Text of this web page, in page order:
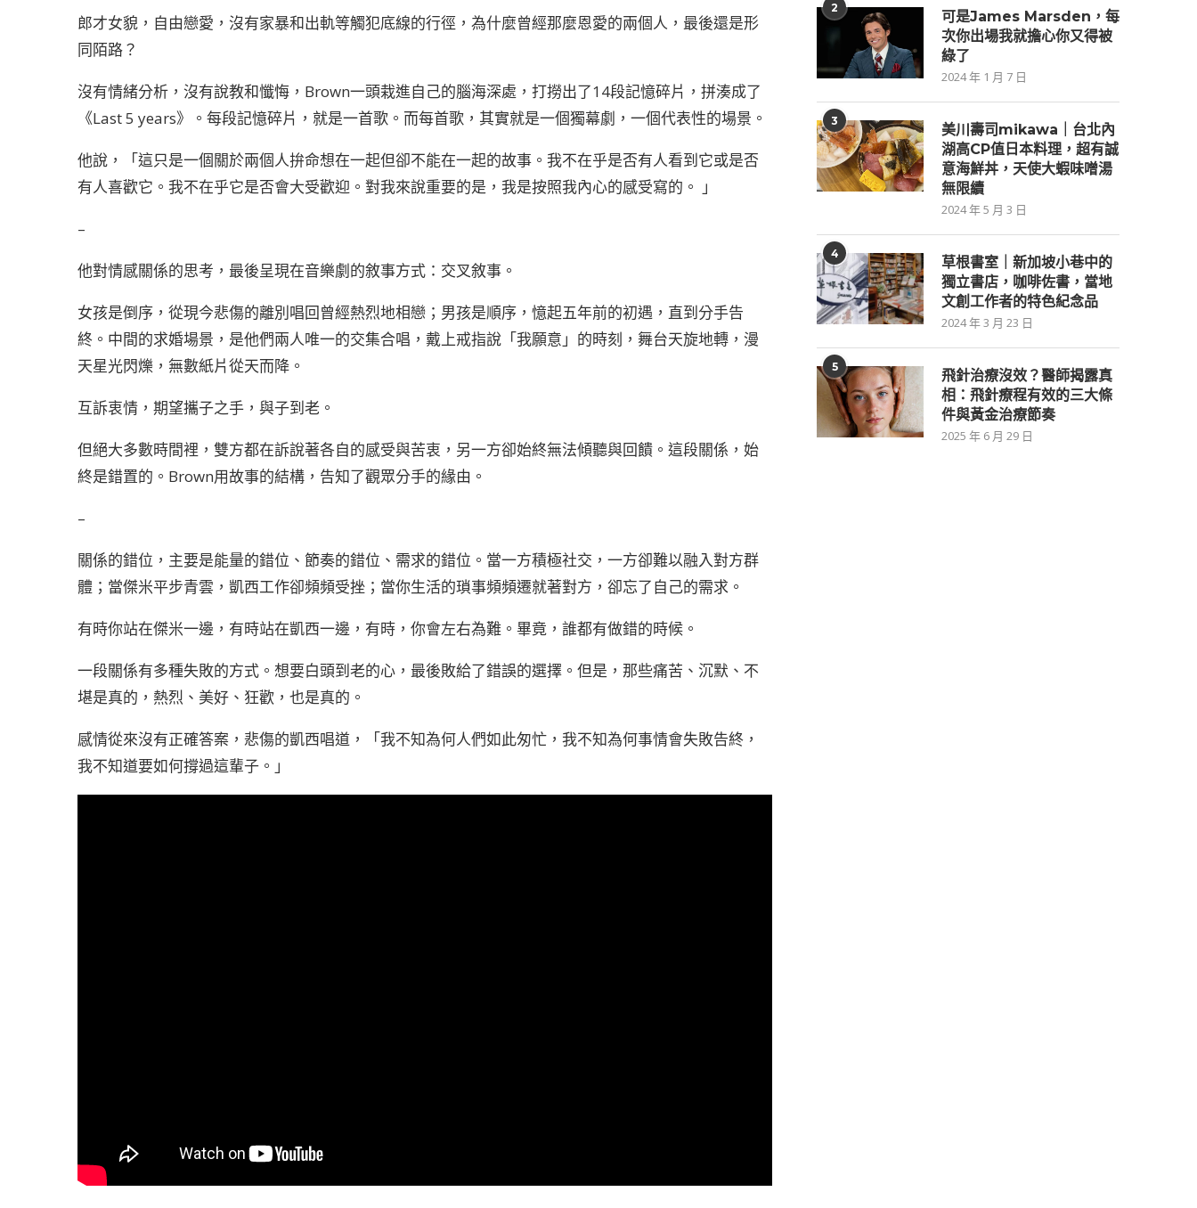
郎才女貌，自由戀愛，沒有家暴和出軌等觸犯底線的行徑，為什麼曾經那麼恩愛的兩個人，最後還是形
同陌路？
沒有情緒分析，沒有說教和懺悔，Brown一頭栽進自己的腦海深處，打撈出了14段記憶碎片，拼湊成了
《Last 5 years》。每段記憶碎片，就是一首歌。而每首歌，其實就是一個獨幕劇，一個代表性的場景。
他說，「這只是一個關於兩個人拚命想在一起但卻不能在一起的故事。我不在乎是否有人看到它或是否
有人喜歡它。我不在乎它是否會大受歡迎。對我來說重要的是，我是按照我內心的感受寫的。 」
–
他對情感關係的思考，最後呈現在音樂劇的敘事方式：交叉敘事。
女孩是倒序，從現今悲傷的離別唱回曾經熱烈地相戀；男孩是順序，憶起五年前的初遇，直到分手告
終。中間的求婚場景，是他們兩人唯一的交集合唱，戴上戒指說「我願意」的時刻，舞台天旋地轉，漫
天星光閃爍，無數紙片從天而降。
互訴衷情，期望攜子之手，與子到老。
但絕大多數時間裡，雙方都在訴說著各自的感受與苦衷，另一方卻始終無法傾聽與回饋。這段關係，始
終是錯置的。Brown用故事的結構，告知了觀眾分手的緣由。
–
關係的錯位，主要是能量的錯位、節奏的錯位、需求的錯位。當一方積極社交，一方卻難以融入對方群
體；當傑米平步青雲，凱西工作卻頻頻受挫；當你生活的瑣事頻頻遷就著對方，卻忘了自己的需求。
有時你站在傑米一邊，有時站在凱西一邊，有時，你會左右為難。畢竟，誰都有做錯的時候。
一段關係有多種失敗的方式。想要白頭到老的心，最後敗給了錯誤的選擇。但是，那些痛苦、沉默、不
堪是真的，熱烈、美好、狂歡，也是真的。
感情從來沒有正確答案，悲傷的凱西唱道，「我不知為何人們如此匆忙，我不知為何事情會失敗告終，
我不知道要如何撐過這輩子。」
2
可是James Marsden，每
次你出場我就擔心你又得被
綠了
2024 年 1 月 7 日
3
美川壽司mikawa｜台北內
湖高CP值日本料理，超有誠
意海鮮丼，天使大蝦味噌湯
無限續
2024 年 5 月 3 日
4
草根書室｜新加坡小巷中的
獨立書店，咖啡佐書，當地
文創工作者的特色紀念品
2024 年 3 月 23 日
5
飛針治療沒效？醫師揭露真
相：飛針療程有效的三大條
件與黃金治療節奏
2025 年 6 月 29 日